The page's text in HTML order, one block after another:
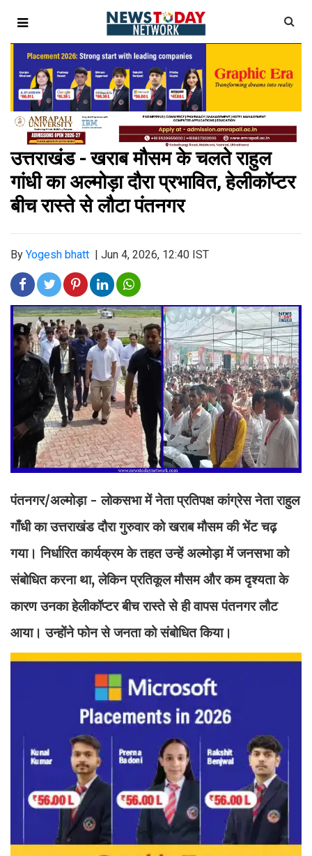
उत्तराखंड - खराब मौसम के चलते राहुल
गांधी का अल्मोड़ा दौरा प्रभावित, हेलीकॉप्टर
बीच रास्ते से लौटा पंतनगर
By Yogesh bhatt Jun 4, 2026, 12:40 IST
पंतनगर/अल्मोड़ा - लोकसभा में नेता प्रतिपक्ष कांग्रेस नेता राहुल
गाँधी का उत्तराखंड दौरा गुरुवार को खराब मौसम की भेंट चढ़
गया। निर्धारित कार्यक्रम के तहत उन्हें अल्मोड़ा में जनसभा को
संबोधित करना था, लेकिन प्रतिकूल मौसम और कम दृश्यता के
कारण उनका हेलीकॉप्टर बीच रास्ते से ही वापस पंतनगर लौट
आया। उन्होंने फोन से जनता को संबोधित किया।